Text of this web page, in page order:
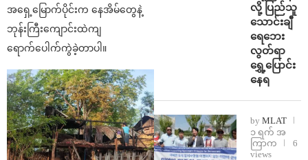
အရှေ့မြောက်ပိုင်းက နေအိမ်တွေနဲ့
ဘုန်းကြီးကျောင်းထဲကျ
ရောက်ပေါက်ကွဲခဲ့တာပါ။
လို့ ပြည်သူ
သောင်းချီ
ရေဘေး
လွတ်ရာ
ရွှေ့ပြောင်း
နေရ
by MLAT
၁ ရက် အ
ကြာက
6
views